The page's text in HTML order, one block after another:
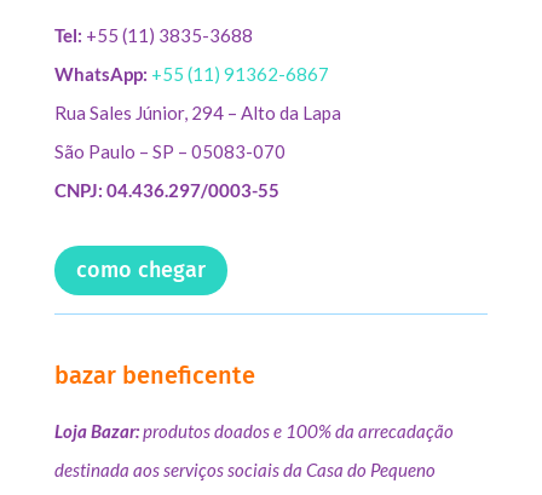
Tel: +55 (11) 3835-3688
WhatsApp: +55 (11) 91362-6867
Rua Sales Júnior, 294 – Alto da Lapa
São Paulo – SP – 05083-070
CNPJ: 04.436.297/0003-55
como chegar
bazar beneficente
Loja Bazar:produtos doados e 100% da arrecadação
destinada aos serviços sociais da Casa do Pequeno